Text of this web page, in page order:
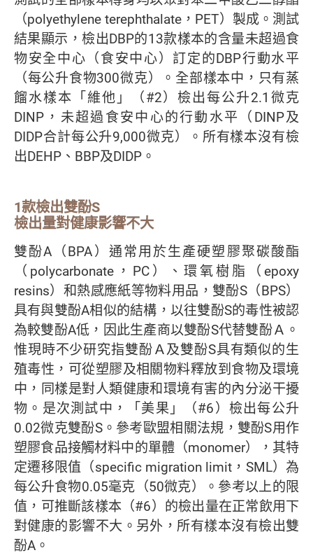
（polyethylene terephthalate，PET）製成。測試
結果顯示，檢出DBP的13款樣本的含量未超過食
物安全中心（食安中心）訂定的DBP行動水平
（每公升食物300微克）。全部樣本中，只有蒸
餾水樣本「維他」（#2）檢出每公升2.1微克
DINP，未超過食安中心的行動水平（DINP及
DIDP合計每公升9,000微克）。所有樣本沒有檢
出DEHP、BBP及DIDP。
1款檢出雙酚S
檢出量對健康影響不大
雙酚A（BPA）通常用於生產硬塑膠聚碳酸酯
（polycarbonate，PC）、環氧樹脂（epoxy
resins）和熱感應紙等物料用品，雙酚S（BPS）
具有與雙酚A相似的結構，以往雙酚S的毒性被認
為較雙酚A低，因此生產商以雙酚S代替雙酚Ａ。
惟現時不少研究指雙酚Ａ及雙酚S具有類似的生
殖毒性，可從塑膠及相關物料釋放到食物及環境
中，同樣是對人類健康和環境有害的內分泌干擾
物。是次測試中，「美果」（#6）檢出每公升
0.02微克雙酚S。參考歐盟相關法規，雙酚S用作
塑膠食品接觸材料中的單體（monomer），其特
定遷移限值（specific migration limit，SML）為
每公升食物0.05毫克（50微克）。參考以上的限
值，可推斷該樣本（#6）的檢出量在正常飲用下
對健康的影響不大。另外，所有樣本沒有檢出雙
酚A。